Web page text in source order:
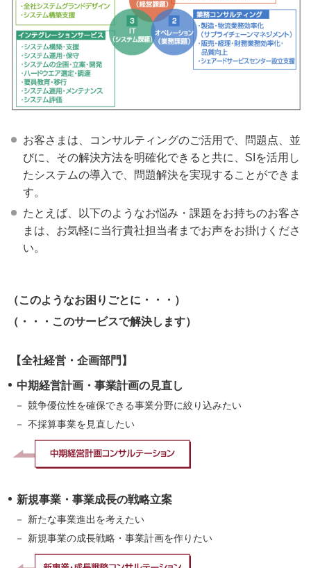
お客さまは、コンサルティングのご活用で、問題点、並
びに、その解決方法を明確化できると共に、SIを活用し
たシステムの導入で、問題解決を実現することができま
す。
たとえば、以下のようなお悩み・課題をお持ちのお客さ
まは、お気軽に当行貴社担当者までお声をお掛けくださ
い。
（このようなお困りごとに・・・）
（・・・このサービスで解決します）
【全社経営・企画部門】
中期経営計画・事業計画の見直し
競争優位性を確保できる事業分野に絞り込みたい
不採算事業を見直したい
新規事業・事業成長の戦略立案
新たな事業進出を考えたい
新規事業の成長戦略・事業計画を作りたい